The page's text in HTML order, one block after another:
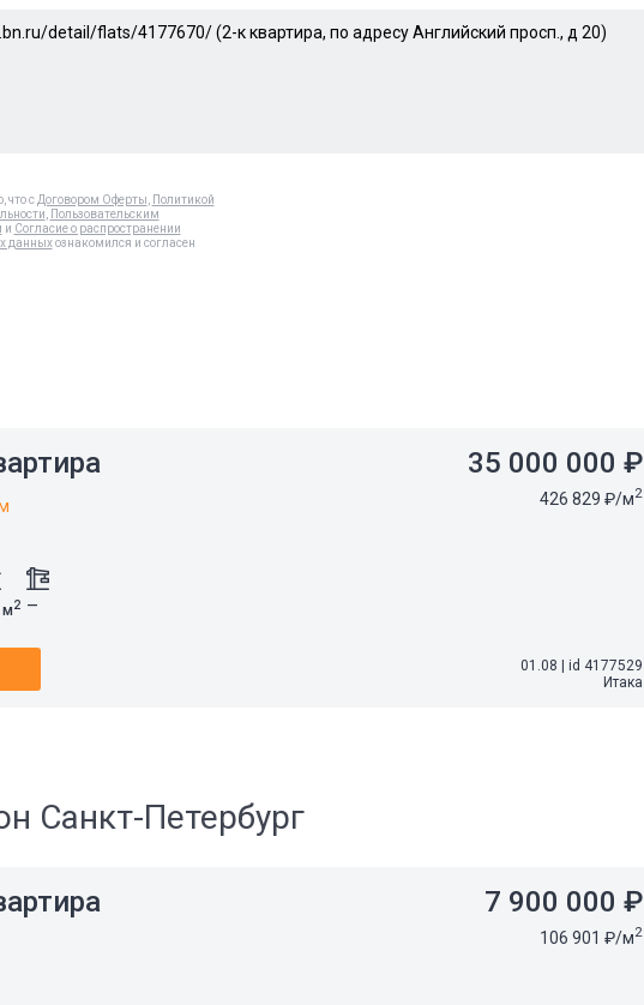
что с Договором Оферты
Политикой
Пользовательским
и Согласие о распространении
данныхознакомился и согласен
м2 —
35 000 000 ₽
426 829 ₽/м2
01.08
id 4177529
Итака
Санкт-Петербург
7 900 000 ₽
106 901 ₽/м2